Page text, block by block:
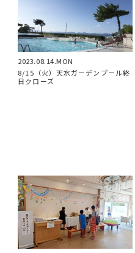
2023.08.14.MON
8/15（火）天水ガーデンプール終
日クローズ